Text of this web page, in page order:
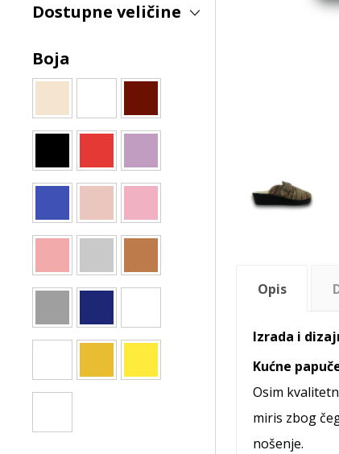
Opis
Izrada i
Kućne
Osim
miris zbog
nošenje.
Dostupne veličine
Boja